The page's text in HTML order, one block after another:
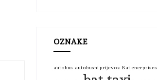
OZNAKE
autobus autobusni prijevoz Bat enerprises